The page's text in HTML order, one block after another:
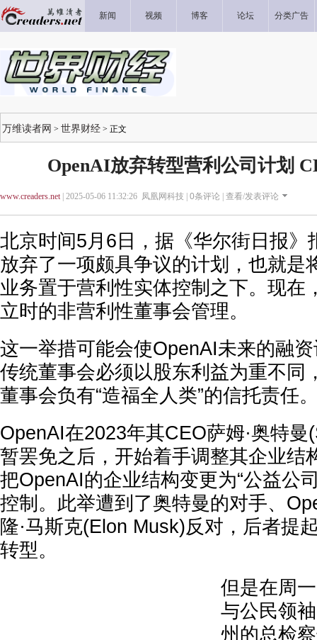
新闻 视频 博客 论坛 分类广告
万维读者网 > 世界财经 > 正文
OpenAI放弃转型营利公司计划
www.creaders.net| 2025-05-06 11:32:26 凤凰网科技 | 0条评论 | 查看/发表评论
北京时间5月6日，据《华尔街日报》
放弃了一项颇具争议的计划，也就是
业务置于营利性实体控制之下。现在
立时的非营利性董事会管理。
这一举措可能会使OpenAI未来的融
传统董事会必须以股东利益为重不同
董事会负有“造福全人类”的信托责任
OpenAI在2023年其CEO萨姆·奥特曼
暂罢免之后，开始着手调整其企业结
把OpenAI的企业结构变更为“公益公
控制。此举遭到了奥特曼的对手、
隆·马斯克(Elon Musk)反对，后者提
转型。
但是在周
与公民领
州的总检